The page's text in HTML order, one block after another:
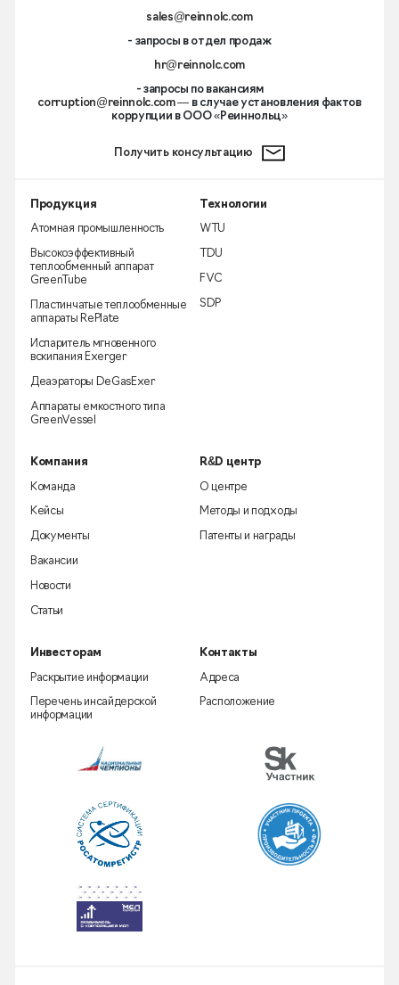
sales@reinnolc.com
- запросы в отдел продаж
hr@reinnolc.com
- запросы по вакансиям
corruption@reinnolc.com— в случае установления фактов
коррупции в ООО «Реиннольц»
Получить консультацию
Продукция
Атомная промышленность
Высокоэффективный
теплообменный аппарат
GreenTube
Пластинчатые теплообменные
аппараты RePlate
Испаритель мгновенного
вскипания Exerger
Деаэраторы DeGasExer
Аппараты емкостного типа
GreenVessel
Технологии
WTU
TDU
FVC
SDP
Компания
Команда
Кейсы
Документы
Вакансии
Новости
Статьи
R&D центр
О центре
Методы и подходы
Патенты и награды
Инвесторам
Раскрытие информации
Перечень инсайдерской
информации
Контакты
Адреса
Расположение